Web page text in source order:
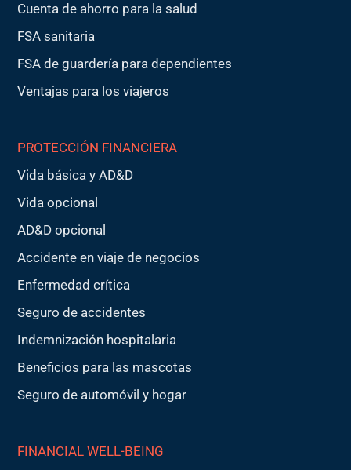
Cuenta de ahorro para la salud
FSA sanitaria
FSA de guardería para dependientes
Ventajas para los viajeros
PROTECCIÓN FINANCIERA
Vida básica y AD&D
Vida opcional
AD&D opcional
Accidente en viaje de negocios
Enfermedad crítica
Seguro de accidentes
Indemnización hospitalaria
Beneficios para las mascotas
Seguro de automóvil y hogar
FINANCIAL WELL-BEING